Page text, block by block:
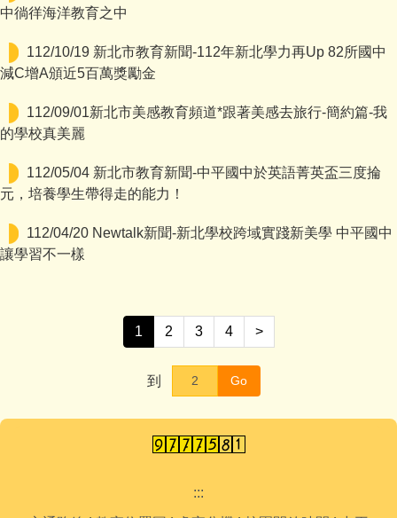
中徜徉海洋教育之中
112/10/19 新北市教育新聞-112年新北學力再Up 82所國中
減C增A頒近5百萬獎勵金
112/09/01新北市美感教育頻道*跟著美感去旅行-簡約篇-我
的學校真美麗
112/05/04 新北市教育新聞-中平國中於英語菁英盃三度掄
元，培養學生帶得走的能力！
112/04/20 Newtalk新聞-新北學校跨域實踐新美學 中平國中
讓學習不一樣
1 2 3 4 >
到 Go
:::